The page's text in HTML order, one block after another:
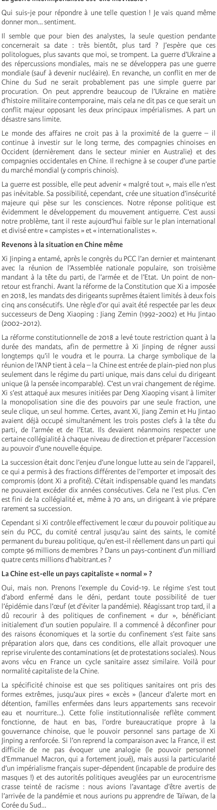
Qui suis-je pour répondre à une telle question ! Je vais quand même
donner mon… sentiment.
Il semble que pour bien des analystes, la seule question pendante
concernerait sa date : très bientôt, plus tard ? J’espère que ces
politologues, plus savants que moi, se trompent. La guerre d’Ukraine a
des répercussions mondiales, mais ne se développera pas une guerre
mondiale (sauf à devenir nucléaire). En revanche, un conflit en mer de
Chine du Sud ne serait probablement pas une simple guerre par
procuration. On peut apprendre beaucoup de l’Ukraine en matière
d’histoire militaire contemporaine, mais cela ne dit pas ce que serait un
conflit majeur opposant les deux principaux impérialismes. A part un
désastre sans limite.
Le monde des affaires ne croit pas à la proximité de la guerre – il
continue à investir sur le long terme, des compagnies chinoises en
Occident (dernièrement dans le secteur minier en Australie) et des
compagnies occidentales en Chine. Il rechigne à se couper d’une partie
du marché mondial (y compris chinois).
La guerre est possible, elle peut advenir « malgré tout », mais elle n’est
pas inévitable. Sa possibilité, cependant, crée une situation d’insécurité
majeure qui pèse sur les consciences. Notre réponse politique est
évidemment le développement du mouvement antiguerre. C’est aussi
notre problème, tant il reste aujourd’hui faible sur le plan international
et divisé entre « campistes » et « internationalistes ».
Revenons à la situation en Chine même
Xi Jinping a entamé, après le congrès du PCC l’an dernier et maintenant
avec la réunion de l’Assemblée nationale populaire, son troisième
mandant à la tête du parti, de l’armée et de l’Etat. Un point de non-
retour est franchi. Avant la réforme de la Constitution que Xi a imposée
en 2018, les mandats des dirigeants suprêmes étaient limités à deux fois
cinq ans consécutifs. Une règle d’or qui avait été respectée par les deux
successeurs de Deng Xiaoping : Jiang Zemin (1992-2002) et Hu Jintao
(2002-2012).
La réforme constitutionnelle de 2018 a levé toute restriction quant à la
durée des mandats, afin de permettre à Xi Jinping de régner aussi
longtemps qu’il le voudra et le pourra. La charge symbolique de la
réunion de l’ANP tient à cela – la Chine est entrée de plain-pied non plus
seulement dans le régime du parti unique, mais dans celui du dirigeant
unique (à la pensée incomparable). C’est un vrai changement de régime.
Xi s’est attaqué aux mesures initiées par Deng Xiaoping visant à limiter
la monopolisation sine die des pouvoirs par une seule fraction, une
seule clique, un seul homme. Certes, avant Xi, Jiang Zemin et Hu Jintao
avaient déjà occupé simultanément les trois postes clefs à la tête du
parti, de l’armée et de l’Etat. Ils devaient néanmoins respecter une
certaine collégialité à chaque niveau de direction et préparer l’accession
au pouvoir d’une nouvelle équipe.
La succession était donc l’enjeu d’une longue lutte au sein de l’appareil,
ce qui a permis à des fractions différentes de l’emporter et imposait des
compromis (dont Xi a profité). C’était indispensable quand les mandats
ne pouvaient excéder dix années consécutives. Cela ne l’est plus. C’en
est fini de la collégialité et, même à 70 ans, un dirigeant à vie prépare
rarement sa succession.
Cependant si Xi contrôle effectivement le cœur du pouvoir politique au
sein du PCC, du comité central jusqu’au saint des saints, le comité
permanent du bureau politique, qu’en est-il réellement dans un parti qui
compte 96 millions de membres ? Dans un pays-continent d’un milliard
quatre cents millions d’habitrant.es ?
La Chine est-elle un pays capitaliste « normal » ?
Oui, mais non. Prenons l’exemple du Covid-19. Le régime s’est tout
d’abord enfermé dans le déni, perdant toute possibilité de tuer
l’épidémie dans l’œuf (et d’éviter la pandémie). Réagissant trop tard, il a
dû recourir à des politiques de confinement « dur », bénéficiant
initialement d’un soutien populaire. Il a commencé à déconfiner pour
des raisons économiques et la sortie du confinement s’est faite sans
préparation alors que, dans ces conditions, elle allait provoquer une
reprise virulente des contaminations (et de protestations sociales). Nous
avons vécu en France un cycle sanitaire assez similaire. Voilà pour
normalité capitaliste de la Chine.
La spécificité chinoise est que ses politiques sanitaires ont pris des
formes extrêmes, jusqu’aux pires « excès » (lanceur d’alerte mort en
détention, familles enfermées dans leurs appartements sans recevoir
eau et nourriture…). Cette folie institutionnalisée reflète comment
fonctionne, de haut en bas, l’ordre bureaucratique propre à la
gouvernance chinoise, que le pouvoir personnel sans partage de Xi
Jinping a renforcée. Si l’on reprend la comparaison avec la France, il est
difficile de ne pas évoquer une analogie (le pouvoir personnel
d’Emmanuel Macron, qui a fortement joué), mais aussi la particularité
d’un impérialisme français super-dépendent (incapable de produire des
masques !) et des autorités politiques aveuglées par un eurocentrisme
crasse teinté de racisme : nous avions l’avantage d’être avertis de
l’arrivée de la pandémie et nous aurions pu apprendre de Taïwan, de la
Corée du Sud…